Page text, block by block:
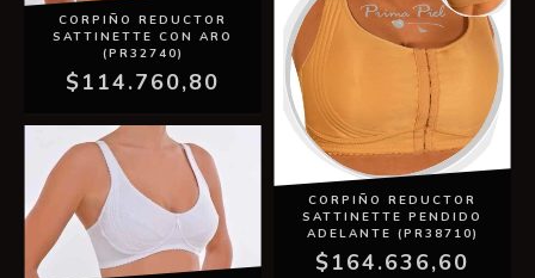
CORPIÑO REDUCTOR
SATTINETTE CON ARO
(PR32740)
$114.760,80
CORPIÑO REDUCTOR
SATTINETTE PENDIDO
ADELANTE (PR38710)
$164.636,60